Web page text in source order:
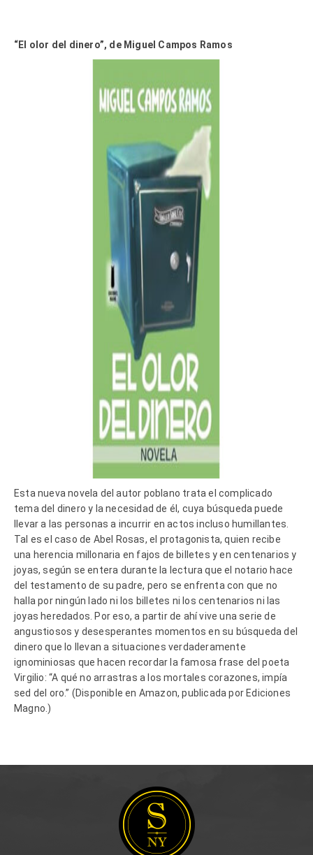
“El olor del dinero”, de Miguel Campos Ramos
Esta nueva novela del autor poblano trata el complicado
tema del dinero y la necesidad de él, cuya búsqueda puede
llevar a las personas a incurrir en actos incluso humillantes.
Tal es el caso de Abel Rosas, el protagonista, quien recibe
una herencia millonaria en fajos de billetes y en centenarios y
joyas, según se entera durante la lectura que el notario hace
del testamento de su padre, pero se enfrenta con que no
halla por ningún lado ni los billetes ni los centenarios ni las
joyas heredados. Por eso, a partir de ahí vive una serie de
angustiosos y desesperantes momentos en su búsqueda del
dinero que lo llevan a situaciones verdaderamente
ignominiosas que hacen recordar la famosa frase del poeta
Virgilio: “A qué no arrastras a los mortales corazones, impía
sed del oro.” (Disponible en Amazon, publicada por Ediciones
Magno.)